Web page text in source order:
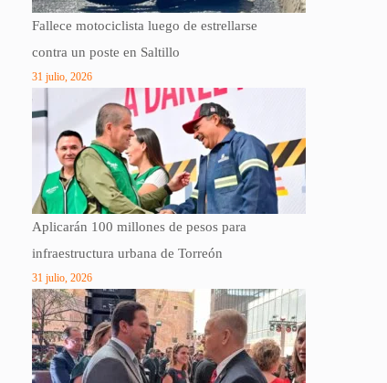
Fallece motociclista luego de estrellarse
contra un poste en Saltillo
31 julio, 2026
Aplicarán 100 millones de pesos para
infraestructura urbana de Torreón
31 julio, 2026